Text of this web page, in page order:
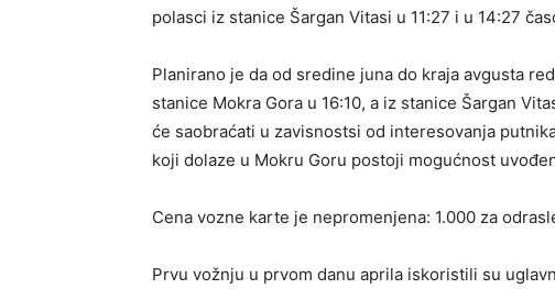
polasci iz stanice Šargan Vitasi u 11:27 i u 14:27
Planirano je da od sredine juna do kraja avgusta
stanice Mokra Gora u 16:10, a iz stanice Šargan
će saobraćati u zavisnostsi od interesovanja
koji dolaze u Mokru Goru postoji mogućnost
Cena vozne karte je nepromenjena: 1.000 za
Prvu vožnju u prvom danu aprila iskoristili su